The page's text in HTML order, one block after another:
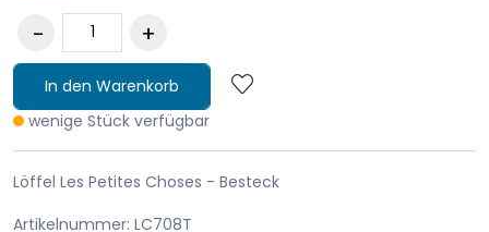
In den Warenkorb
wenige Stück verfügbar
Löffel Les Petites Choses - Besteck
Artikelnummer: LC708T